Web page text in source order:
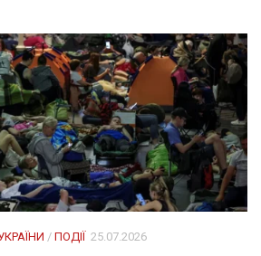
/ ПОДІЇ 25.07.2026